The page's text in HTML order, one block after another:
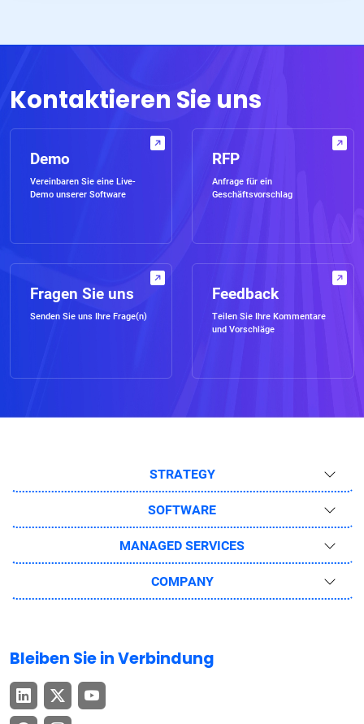
Kontaktieren Sie uns
Demo
Vereinbaren Sie eine Live-
Demo unserer Software
RFP
Anfrage für ein
Geschäftsvorschlag
Fragen Sie uns
Senden Sie uns Ihre Frage(n)
Feedback
Teilen Sie Ihre Kommentare
und Vorschläge
STRATEGY
SOFTWARE
MANAGED SERVICES
COMPANY
Bleiben Sie in Verbindung